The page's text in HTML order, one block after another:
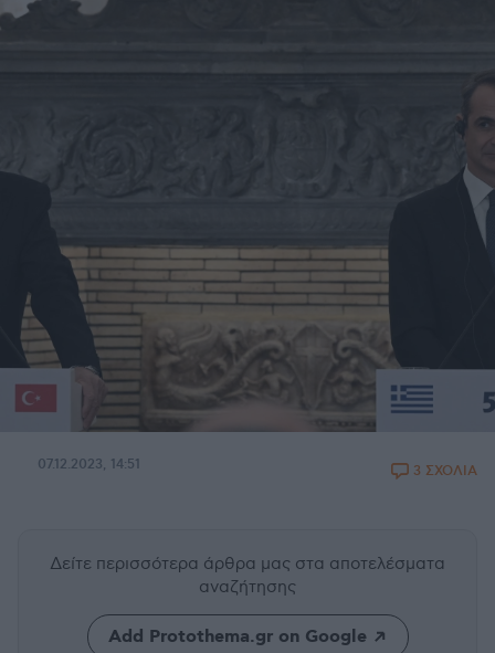
07.12.2023, 14:51 3 ΣΧΟΛΙΑ
Δείτε περισσότερα άρθρα μας στα αποτελέσματα
αναζήτησης
Add Protothema.gr on Google